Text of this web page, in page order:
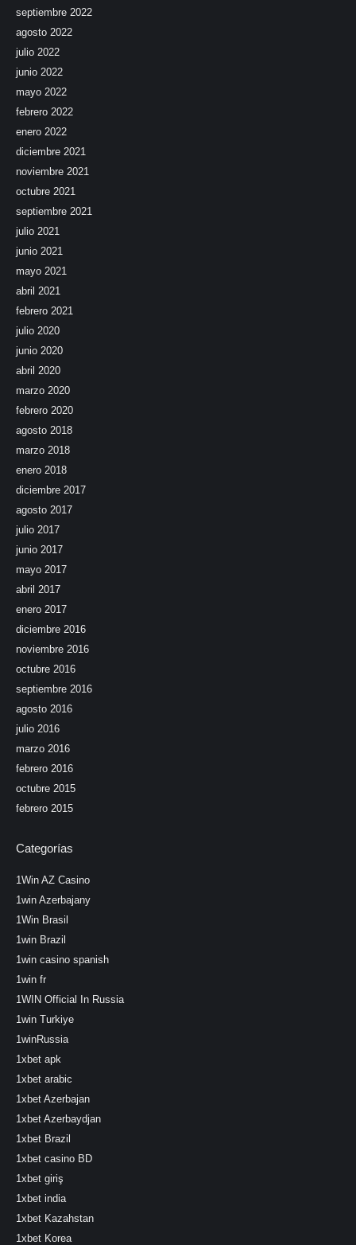
septiembre 2022
agosto 2022
julio 2022
junio 2022
mayo 2022
febrero 2022
enero 2022
diciembre 2021
noviembre 2021
octubre 2021
septiembre 2021
julio 2021
junio 2021
mayo 2021
abril 2021
febrero 2021
julio 2020
junio 2020
abril 2020
marzo 2020
febrero 2020
agosto 2018
marzo 2018
enero 2018
diciembre 2017
agosto 2017
julio 2017
junio 2017
mayo 2017
abril 2017
enero 2017
diciembre 2016
noviembre 2016
octubre 2016
septiembre 2016
agosto 2016
julio 2016
marzo 2016
febrero 2016
octubre 2015
febrero 2015
Categorías
1Win AZ Casino
1win Azerbajany
1Win Brasil
1win Brazil
1win casino spanish
1win fr
1WIN Official In Russia
1win Turkiye
1winRussia
1xbet apk
1xbet arabic
1xbet Azerbajan
1xbet Azerbaydjan
1xbet Brazil
1xbet casino BD
1xbet giriş
1xbet india
1xbet Kazahstan
1xbet Korea